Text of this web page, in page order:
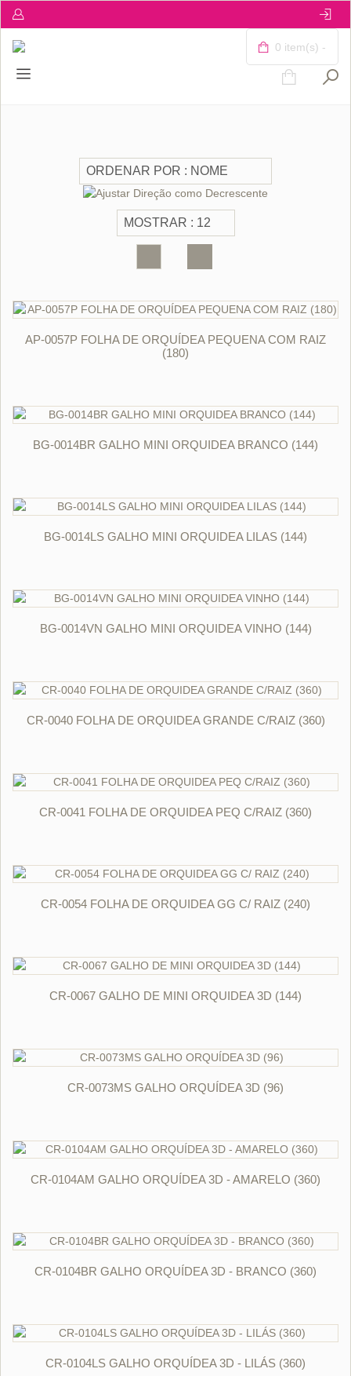
0 item(s) -
AP-0057P FOLHA DE ORQUÍDEA PEQUENA COM RAIZ
(180)
BG-0014BR GALHO MINI ORQUIDEA BRANCO (144)
BG-0014LS GALHO MINI ORQUIDEA LILAS (144)
BG-0014VN GALHO MINI ORQUIDEA VINHO (144)
CR-0040 FOLHA DE ORQUIDEA GRANDE C/RAIZ (360)
CR-0041 FOLHA DE ORQUIDEA PEQ C/RAIZ (360)
CR-0054 FOLHA DE ORQUIDEA GG C/ RAIZ (240)
CR-0067 GALHO DE MINI ORQUIDEA 3D (144)
CR-0073MS GALHO ORQUÍDEA 3D (96)
CR-0104AM GALHO ORQUÍDEA 3D - AMARELO (360)
CR-0104BR GALHO ORQUÍDEA 3D - BRANCO (360)
CR-0104LS GALHO ORQUÍDEA 3D - LILÁS (360)